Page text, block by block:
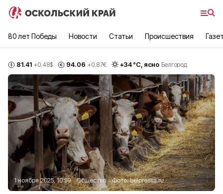
80 лет Победы Новости Статьи Происшествия
81.41 +0.48$ 94.06 +0.87€ +34°С, ясно Белгород
1 ноября 2025, 10:59 Общество Фото:belpressa.ru